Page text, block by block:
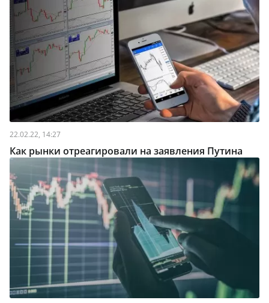
22.02.22, 14:27
Как рынки отреагировали на заявления Путина